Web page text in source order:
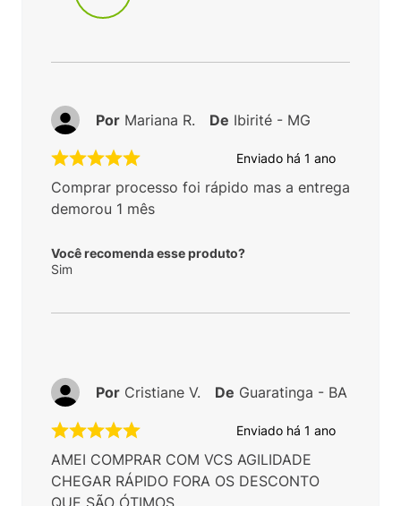
Enviado há 1 ano
Comprar processo foi rápido mas a entrega
demorou 1 mês
Você recomenda esse produto?
Sim
Por Mariana R. De Ibirité - MG
Enviado há 1 ano
AMEI COMPRAR COM VCS AGILIDADE
CHEGAR RÁPIDO FORA OS DESCONTO
QUE SÃO ÓTIMOS
Por Cristiane V. De Guaratinga - BA